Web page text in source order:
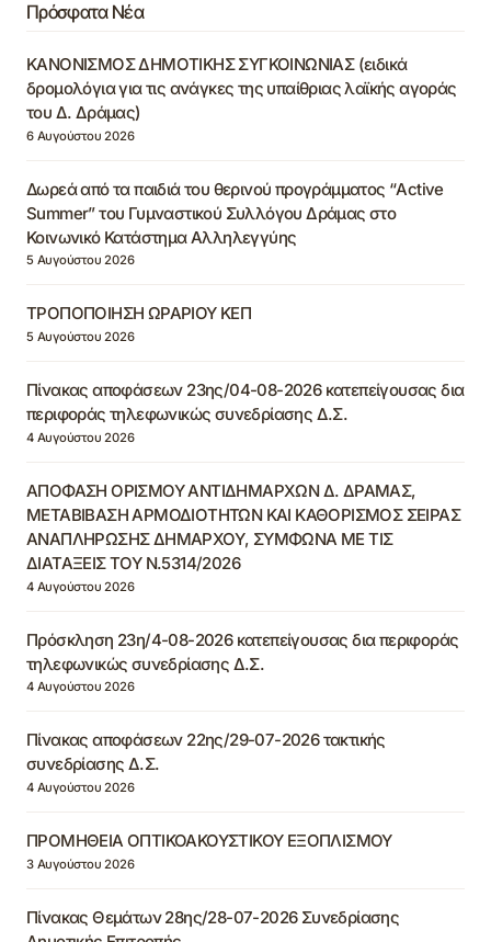
Πρόσφατα Νέα
ΚΑΝΟΝΙΣΜΟΣ ΔΗΜΟΤΙΚΗΣ ΣΥΓΚΟΙΝΩΝΙΑΣ (ειδικά
δρομολόγια για τις ανάγκες της υπαίθριας λαϊκής αγοράς
του Δ. Δράμας)
6 Αυγούστου 2026
Δωρεά από τα παιδιά του θερινού προγράμματος “Active
Summer” του Γυμναστικού Συλλόγου Δράμας στο
Κοινωνικό Κατάστημα Αλληλεγγύης
5 Αυγούστου 2026
ΤΡΟΠΟΠΟΙΗΣΗ ΩΡΑΡΙΟΥ ΚΕΠ
5 Αυγούστου 2026
Πίνακας αποφάσεων 23ης/04-08-2026 κατεπείγουσας δια
περιφοράς τηλεφωνικώς συνεδρίασης Δ.Σ.
4 Αυγούστου 2026
ΑΠΟΦΑΣΗ ΟΡΙΣΜΟΥ ΑΝΤΙΔΗΜΑΡΧΩΝ Δ. ΔΡΑΜΑΣ,
ΜΕΤΑΒΙΒΑΣΗ ΑΡΜΟΔΙΟΤΗΤΩΝ ΚΑΙ ΚΑΘΟΡΙΣΜΟΣ ΣΕΙΡΑΣ
ΑΝΑΠΛΗΡΩΣΗΣ ΔΗΜΑΡΧΟΥ, ΣΥΜΦΩΝΑ ΜΕ ΤΙΣ
ΔΙΑΤΑΞΕΙΣ ΤΟΥ Ν.5314/2026
4 Αυγούστου 2026
Πρόσκληση 23η/4-08-2026 κατεπείγουσας δια περιφοράς
τηλεφωνικώς συνεδρίασης Δ.Σ.
4 Αυγούστου 2026
Πίνακας αποφάσεων 22ης/29-07-2026 τακτικής
συνεδρίασης Δ.Σ.
4 Αυγούστου 2026
ΠΡΟΜΗΘΕΙΑ ΟΠΤΙΚΟΑΚΟΥΣΤΙΚΟΥ ΕΞΟΠΛΙΣΜΟΥ
3 Αυγούστου 2026
Πίνακας Θεμάτων 28ης/28-07-2026 Συνεδρίασης